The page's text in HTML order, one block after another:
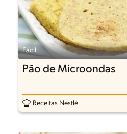
Fácil
Pão de Microondas
Receitas Nestlé